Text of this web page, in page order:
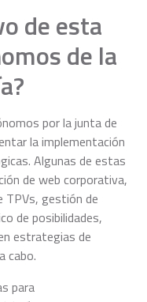
de esta
de la
por la junta de
la implementación
Algunas de estas
de web corporativa,
TPVs, gestión de
de posibilidades,
estrategias de
cabo.